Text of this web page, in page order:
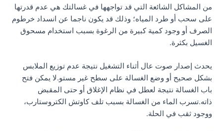
من المشاكل الشائعة التي قد تواجهها في غسالتك هي عدم قدرتها
على سحب أو طرد المياه؛ وذلك قد يكون ناجما عن انسداد خرطوم
الصرف أو وجود كمية كبيرة من الرغوة بسبب استخدام مسحوق
الغسيل بكثرة.
يحدث إصدار صوت عال أثناء التشغيل نتيجة عدم توزيع الملابس
بشكل صحيح أو وضع الغسالة على سطح غير مستو.لا يمكن فتح
باب الغسالة نتيجة لعطل في نظام الإغلاق أو حتى المقبض
ذاته.تسرب الماء من الغسالة بسبب تلف كاوتش الكتروستارب،
ووجود ثقب في الحلة.